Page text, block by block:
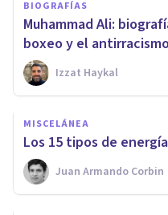
BIOGRAFÍAS
Muhammad Ali:
boxeo y el antirracismo
Izzat Haykal
MISCELÁNEA
Los 15 tipos de
Juan Armando Corbin